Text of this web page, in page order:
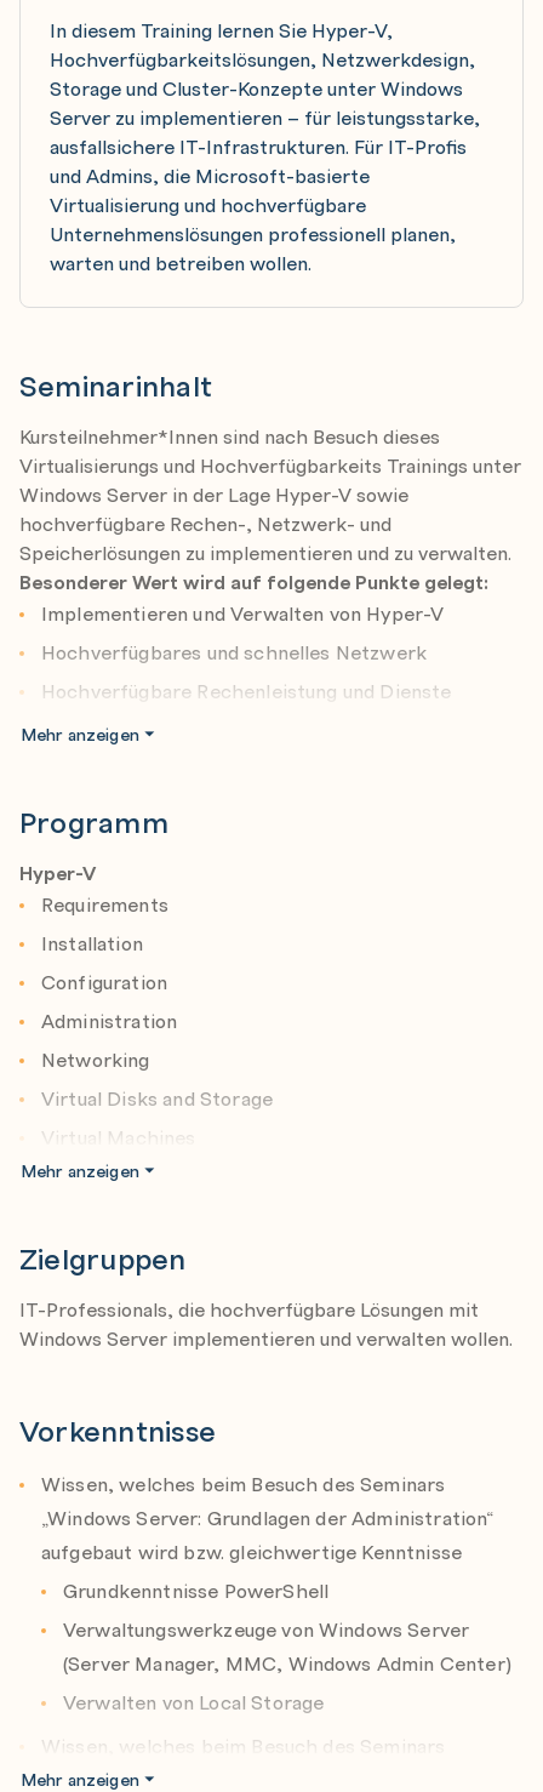
In diesem Training lernen Sie Hyper-V,
Hochverfügbarkeitslösungen, Netzwerkdesign,
Storage und Cluster-Konzepte unter Windows
Server zu implementieren – für leistungsstarke,
ausfallsichere IT-Infrastrukturen. Für IT-Profis
und Admins, die Microsoft-basierte
Virtualisierung und hochverfügbare
Unternehmenslösungen professionell planen,
warten und betreiben wollen.
Seminarinhalt
Kursteilnehmer*Innen sind nach Besuch dieses
Virtualisierungs und Hochverfügbarkeits Trainings unter
Windows Server in der Lage Hyper-V sowie
hochverfügbare Rechen-, Netzwerk- und
Speicherlösungen zu implementieren und zu verwalten.
Besonderer Wert wird auf folgende Punkte gelegt:
Implementieren und Verwalten von Hyper-V
Hochverfügbares und schnelles Netzwerk
Hochverfügbare Rechenleistung und Dienste
Hochverfügbarer Speicher
Mehr anzeigen
Programm
Hyper-V
Requirements
Installation
Configuration
Administration
Networking
Virtual Disks and Storage
Virtual Machines
Hyper-V Replication
Discrete Device Assignment
SVHDX Disk Format
Remote FX
Nested Virtualization
Shielded VMs
Switched embedded teaming
Mehr anzeigen
Zielgruppen
IT-Professionals, die hochverfügbare Lösungen mit
Windows Server implementieren und verwalten wollen.
Vorkenntnisse
Wissen, welches beim Besuch des Seminars
„Windows Server: Grundlagen der Administration“
aufgebaut wird bzw. gleichwertige Kenntnisse
Grundkenntnisse PowerShell
Verwaltungswerkzeuge von Windows Server
(Server Manager, MMC, Windows Admin Center)
Verwalten von Local Storage
Wissen, welches beim Besuch des Seminars
„Networking Fundamentals“ aufgebaut wird bzw.
Mehr anzeigen